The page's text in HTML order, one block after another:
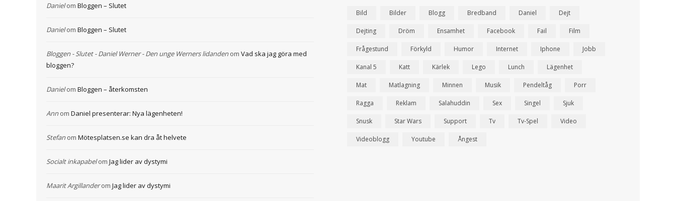
Danielom Bloggen – Slutet
Danielom Bloggen – Slutet
Bloggen - Slutet - Daniel Werner - Den unge Werners lidanden om Vad ska jag göra med
bloggen?
Danielom Bloggen – återkomsten
Ann om Daniel presenterar: Nya lägenheten!
Stefan om Mötesplatsen.se kan dra åt helvete
Socialt inkapabelom Jag lider av dystymi
Maarit Argillanderom Jag lider av dystymi
Bild Bilder Blogg Bredband Daniel Dejt
Dejting Dröm Ensamhet Facebook Fail Film
Frågestund Förkyld Humor Internet Iphone Jobb
Kanal 5 Katt Kärlek Lego Lunch Lägenhet
Mat Matlagning Minnen Musik Pendeltåg Porr
Ragga Reklam Salahuddin Sex Singel Sjuk
Snusk Star Wars Support Tv Tv-Spel Video
Videoblogg Youtube Ångest